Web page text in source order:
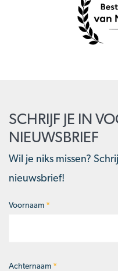
SCHRIJF JE IN
NIEUWSBRIEF
Wil je niks missen?
nieuwsbrief!
Naam*
Voornaam *
Achternaam *